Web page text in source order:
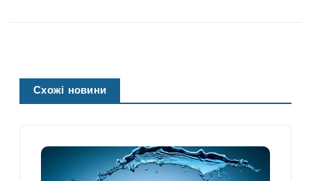
Схожі новини